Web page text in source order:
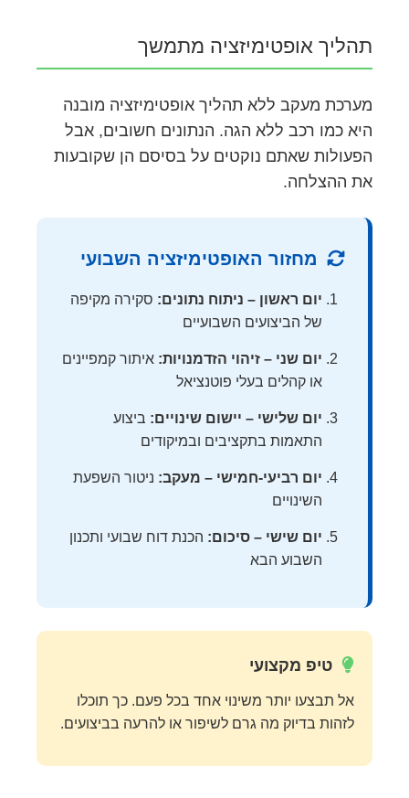
תהליך אופטימיזציה מתמשך
מערכת מעקב ללא תהליך אופטימיזציה מובנה
היא כמו רכב ללא הגה. הנתונים חשובים, אבל
הפעולות שאתם נוקטים על בסיסם הן שקובעות
את ההצלחה.
מחזור האופטימיזציה השבועי
יום ראשון – ניתוח נתונים: סקירה מקיפה
של הביצועים השבועיים
יום שני – זיהוי הזדמנויות: איתור קמפיינים
או קהלים בעלי פוטנציאל
יום שלישי – יישום שינויים: ביצוע
התאמות בתקציבים ובמיקודים
יום רביעי-חמישי – מעקב: ניטור השפעת
השינויים
יום שישי – סיכום: הכנת דוח שבועי ותכנון
השבוע הבא
טיפ מקצועי
אל תבצעו יותר משינוי אחד בכל פעם. כך תוכלו
לזהות בדיוק מה גרם לשיפור או להרעה בביצועים.